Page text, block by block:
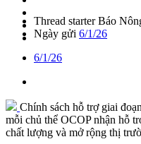
Thread starter Báo
Ngày gửi 6/1/26
6/1/26
Chính sách hỗ trợ giai
mỗi chủ thể OCOP nhận hỗ
chất lượng và mở rộng thị